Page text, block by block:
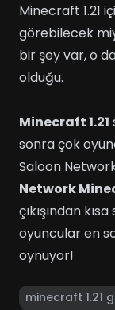
Minecraft 1.21
görebilecek
bir şey var, o
olduğu.
Minecraft 1.21
sonra çok
Saloon
Network
çıkışından
oyuncular en
oynuyor!
minecraft 1.21